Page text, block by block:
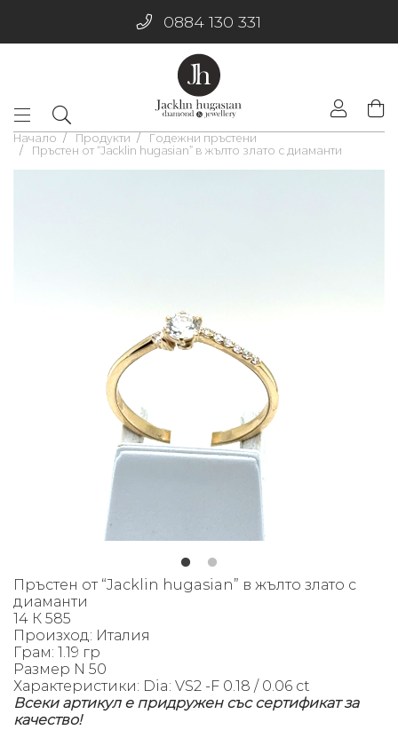
0884 130 331
Начало Продукти
Годежни пръстени
Пръстен от “Jacklin hugasian” в жълто злато с диаманти
Пръстен от “Jacklin hugasian” в жълто злато с
диаманти
14 К 585
Произход: Италия
Грам: 1.19 гр
Размер N 50
Характеристики: Dia: VS2 -F 0.18 / 0.06 ct
Всеки артикул е придружен със сертификат за
качество!